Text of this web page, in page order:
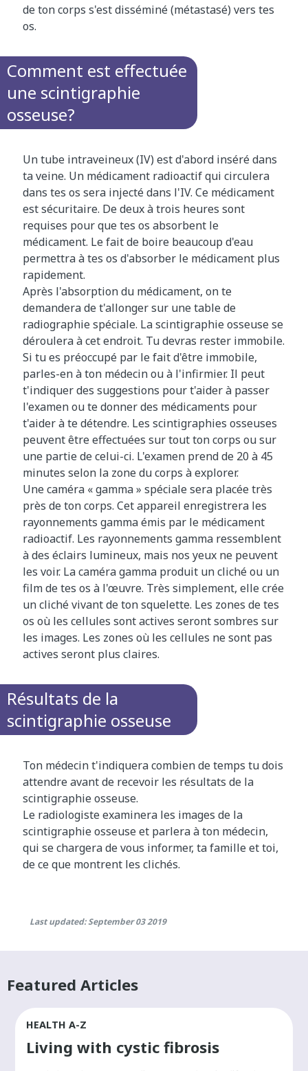
de ton corps s'est disséminé (métastasé) vers tes
os.
Comment est effectuée
une scintigraphie
osseuse?
Un tube intraveineux (IV) est d'abord inséré dans
ta veine. Un médicament radioactif qui circulera
dans tes os sera injecté dans l'IV. Ce médicament
est sécuritaire. De deux à trois heures sont
requises pour que tes os absorbent le
médicament. Le fait de boire beaucoup d'eau
permettra à tes os d'absorber le médicament plus
rapidement.
Après l'absorption du médicament, on te
demandera de t'allonger sur une table de
radiographie spéciale. La scintigraphie osseuse se
déroulera à cet endroit. Tu devras rester immobile.
Si tu es préoccupé par le fait d'être immobile,
parles-en à ton médecin ou à l'infirmier. Il peut
t'indiquer des suggestions pour t'aider à passer
l'examen ou te donner des médicaments pour
t'aider à te détendre. Les scintigraphies osseuses
peuvent être effectuées sur tout ton corps ou sur
une partie de celui-ci. L'examen prend de 20 à 45
minutes selon la zone du corps à explorer.
Une caméra « gamma » spéciale sera placée très
près de ton corps. Cet appareil enregistrera les
rayonnements gamma émis par le médicament
radioactif. Les rayonnements gamma ressemblent
à des éclairs lumineux, mais nos yeux ne peuvent
les voir. La caméra gamma produit un cliché ou un
film de tes os à l'œuvre. Très simplement, elle crée
un cliché vivant de ton squelette. Les zones de tes
os où les cellules sont actives seront sombres sur
les images. Les zones où les cellules ne sont pas
actives seront plus claires.
Résultats de la
scintigraphie osseuse
Ton médecin t'indiquera combien de temps tu dois
attendre avant de recevoir les résultats de la
scintigraphie osseuse.
Le radiologiste examinera les images de la
scintigraphie osseuse et parlera à ton médecin,
qui se chargera de vous informer, ta famille et toi,
de ce que montrent les clichés.
Last updated: September 03 2019
Featured Articles
HEALTH A-Z
Living with cystic fibrosis